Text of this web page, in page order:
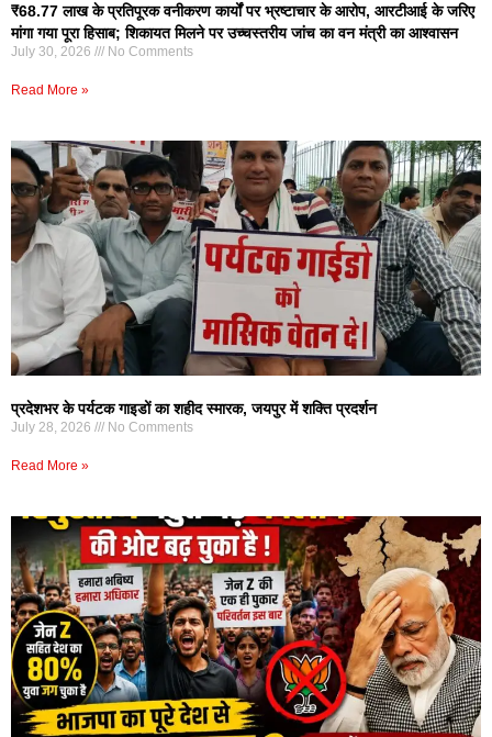
₹68.77 लाख के प्रतिपूरक वनीकरण कार्यों पर भ्रष्टाचार के आरोप, आरटीआई के जरिए
मांगा गया पूरा हिसाब; शिकायत मिलने पर उच्चस्तरीय जांच का वन मंत्री का आश्वासन
July 30, 2026 No Comments
Read More »
प्रदेशभर के पर्यटक गाइडों का शहीद स्मारक, जयपुर में शक्ति प्रदर्शन
July 28, 2026 No Comments
Read More »